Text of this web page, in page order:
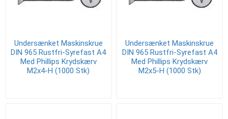
Undersænket Maskinskrue
DIN 965 Rustfri-Syrefast A4
Med Phillips Krydskærv
M2x4-H (1000 Stk)
Undersænket Maskinskrue
DIN 965 Rustfri-Syrefast A4
Med Phillips Krydskærv
M2x5-H (1000 Stk)